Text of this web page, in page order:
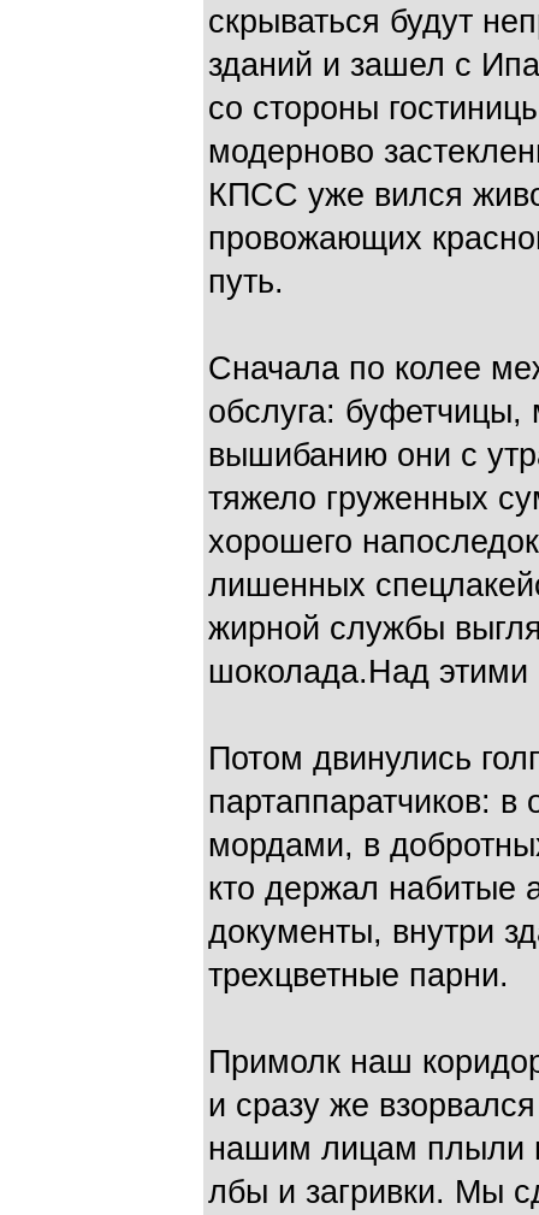
скрываться будут
зданий и зашел с
со стороны
модерново
КПСС уже вился
провожающих
путь.
Сначала по колее
обслуга: буфетчицы,
вышибанию они с
тяжело груженных
хорошего
лишенных
жирной службы
шоколада.Над этими
Потом двинулись
партаппаратчиков:
мордами, в
кто держал набитые
документы, внутри
трехцветные парни.
Примолк наш
и сразу же
нашим лицам плыли
лбы и загривки. Мы